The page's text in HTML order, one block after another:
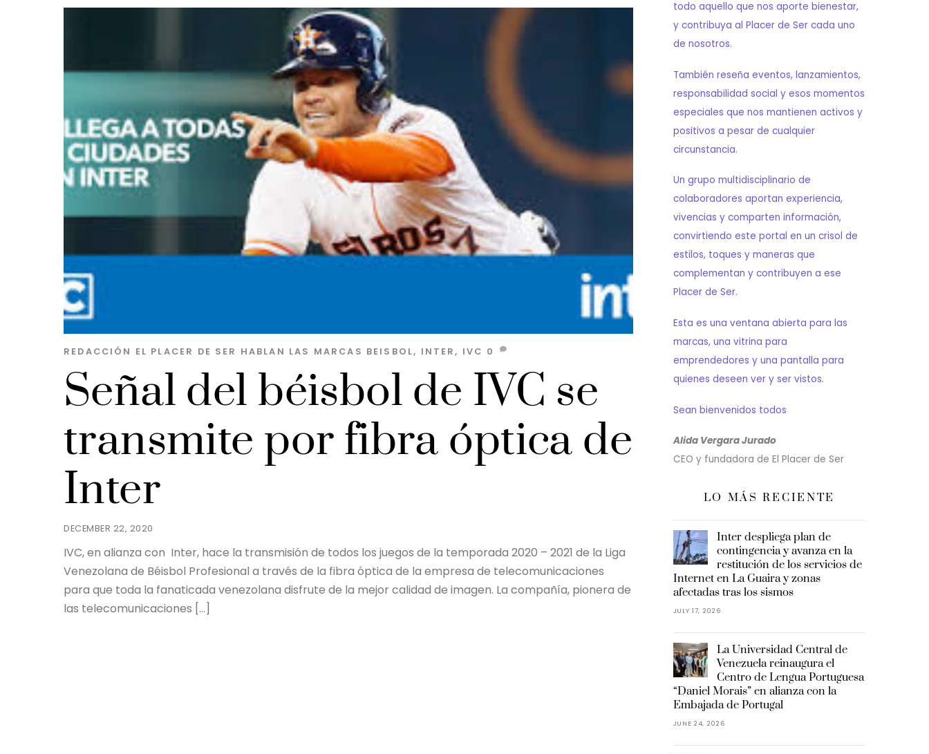
DECEMBER 22, 2020
Señal del béisbol de IVC se
transmite por fibra óptica de
Inter
REDACCIÓN EL PLACER DE SER HABLAN LAS MARCAS BEISBOL, INTER, IVC 0
IVC, en alianza con Inter, hace la transmisión de todos los juegos de la temporada 2020 – 2021 de la Liga
Venezolana de Béisbol Profesional a través de la fibra óptica de la empresa de telecomunicaciones
para que toda la fanaticada venezolana disfrute de la mejor calidad de imagen. La compañía, pionera de
las telecomunicaciones […]
todo aquello que nos aporte bienestar,
y contribuya al Placer de Ser cada uno
de nosotros.
También reseña eventos, lanzamientos,
responsabilidad social y esos momentos
especiales que nos mantienen activos y
positivos a pesar de cualquier
circunstancia.
Un grupo multidisciplinario de
colaboradores aportan experiencia,
vivencias y comparten información,
convirtiendo este portal en un crisol de
estilos, toques y maneras que
complementan y contribuyen a ese
Placer de Ser.
Esta es una ventana abierta para las
marcas, una vitrina para
emprendedores y una pantalla para
quienes deseen ver y ser vistos.
Sean bienvenidos todos
Alida Vergara Jurado
CEO y fundadora de El Placer de Ser
LO MÁS RECIENTE
Inter despliega plan de
contingencia y avanza en la
restitución de los servicios de
Internet en La Guaira y zonas
afectadas tras los sismos
JULY 17, 2026
La Universidad Central de
Venezuela reinaugura el
Centro de Lengua Portuguesa
“Daniel Morais” en alianza con la
Embajada de Portugal
JUNE 24, 2026